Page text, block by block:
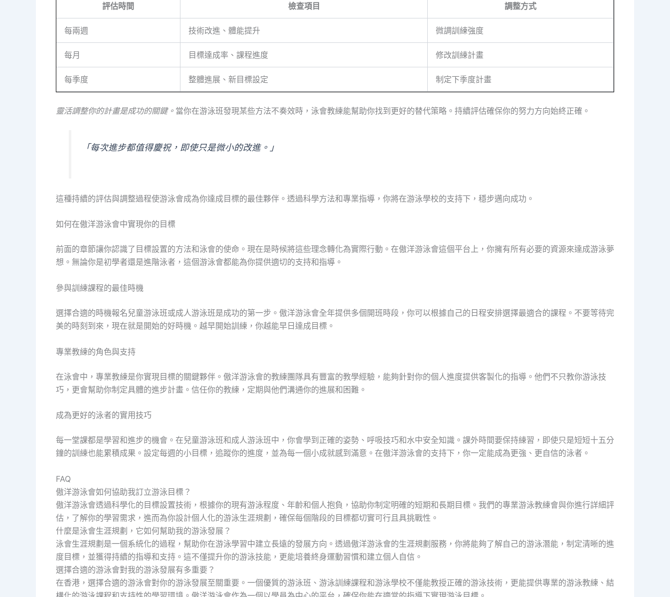
評估時間 檢查項目 調整方式
每兩週 技術改進、體能提升 微調訓練強度
每月 目標達成率、課程進度 修改訓練計畫
每季度 整體進展、新目標設定 制定下季度計畫
靈活調整你的計畫是成功的關鍵。 當你在游泳班發現某些方法不奏效時，泳會教練能幫助你找到更好的替代策略。持續評估確保你的努力方向始終正確。
「每次進步都值得慶祝，即使只是微小的改進。」
這種持續的評估與調整過程使游泳會成為你達成目標的最佳夥伴。透過科學方法和專業指導，你將在游泳學校的支持下，穩步邁向成功。
如何在傲洋游泳會中實現你的目標
前面的章節讓你認識了目標設置的方法和泳會的使命。現在是時候將這些理念轉化為實際行動。在傲洋游泳會這個平台上，你擁有所有必要的資源來達成游泳夢
想。無論你是初學者還是進階泳者，這個游泳會都能為你提供適切的支持和指導。
參與訓練課程的最佳時機
選擇合適的時機報名兒童游泳班或成人游泳班是成功的第一步。傲洋游泳會全年提供多個開班時段，你可以根據自己的日程安排選擇最適合的課程。不要等待完
美的時刻到來，現在就是開始的好時機。越早開始訓練，你越能早日達成目標。
專業教練的角色與支持
在泳會中，專業教練是你實現目標的關鍵夥伴。傲洋游泳會的教練團隊具有豐富的教學經驗，能夠針對你的個人進度提供客製化的指導。他們不只教你游泳技
巧，更會幫助你制定具體的進步計畫。信任你的教練，定期與他們溝通你的進展和困難。
成為更好的泳者的實用技巧
每一堂課都是學習和進步的機會。在兒童游泳班和成人游泳班中，你會學到正確的姿勢、呼吸技巧和水中安全知識。課外時間要保持練習，即使只是短短十五分
鐘的訓練也能累積成果。設定每週的小目標，追蹤你的進度，並為每一個小成就感到滿意。在傲洋游泳會的支持下，你一定能成為更強、更自信的泳者。
FAQ
傲洋游泳會如何協助我訂立游泳目標？
傲洋游泳會透過科學化的目標設置技術，根據你的現有游泳程度、年齡和個人抱負，協助你制定明確的短期和長期目標。我們的專業游泳教練會與你進行詳細評
估，了解你的學習需求，進而為你設計個人化的游泳生涯規劃，確保每個階段的目標都切實可行且具挑戰性。
什麼是泳會生涯規劃，它如何幫助我的游泳發展？
泳會生涯規劃是一個系統化的過程，幫助你在游泳學習中建立長遠的發展方向。透過傲洋游泳會的生涯規劃服務，你將能夠了解自己的游泳潛能，制定清晰的進
度目標，並獲得持續的指導和支持。這不僅提升你的游泳技能，更能培養終身運動習慣和建立個人自信。
選擇合適的游泳會對我的游泳發展有多重要？
在香港，選擇合適的游泳會對你的游泳發展至關重要。一個優質的游泳班、游泳訓練課程和游泳學校不僅能教授正確的游泳技術，更能提供專業的游泳教練、結